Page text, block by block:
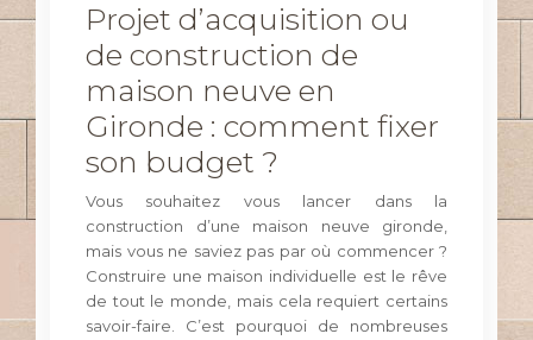
Projet d’acquisition ou
de construction de
maison neuve en
Gironde : comment fixer
son budget ?
Vous souhaitez vous lancer dans la
construction d’une maison neuve gironde,
mais vous ne saviez pas par où commencer ?
Construire une maison individuelle est le rêve
de tout le monde, mais cela requiert certains
savoir-faire. C’est pourquoi de nombreuses